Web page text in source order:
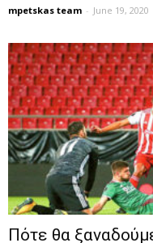
mpetskas team - June 19, 2020
Πότε θα